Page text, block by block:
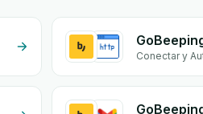
Conectar y